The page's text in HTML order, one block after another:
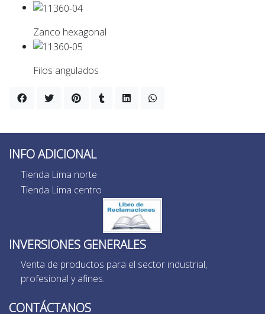
Zanco hexagonal
Filos angulados
INFO ADICIONAL
Tienda Lima norte
Tienda Lima centro
INVERSIONES GENERALES
Venta de productos para el sector industrial,
profesional y afines.
CONTÁCTANOS